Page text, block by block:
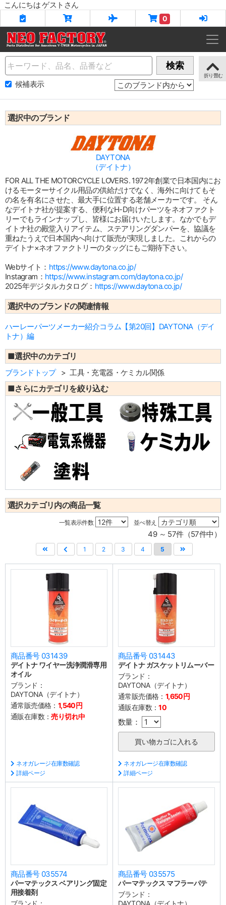
こんにちは ゲストさん
0
Name 検索
候補表示
選択中のブランド
DAYTONA
（デイトナ）
FOR ALL THE MOTORCYCLE LOVERS. 1972年創業で日本国内にお
けるモーターサイクル用品の供給だけでなく、海外に向けてもそ
の名を有名にさせた、最大手に位置する老舗メーカーです。 そん
なデイトナ社が提案する、便利なH-D向けパーツをネオファクト
リーでもラインナップし、皆様にお届けいたします。なかでもデ
イトナ社の殿堂入りアイテム、ステアリングダンパーを、協議を
重ねたうえで日本国内へ向けて販売が実現しました。これからの
デイトナ×ネオファクトリーのタッグにもご期待下さい。
Webサイト： https://www.daytona.co.jp/
Instagram： https://www.instagram.com/daytona.co.jp/
2025年デジタルカタログ： https://www.daytona.co.jp/
選択中のブランドの関連情報
ハーレーパーツメーカー紹介コラム【第20回】DAYTONA（デイ
トナ）編
■選択中のカテゴリ
ブランドトップ 工具・充電器・ケミカル関係
■さらにカテゴリを絞り込む
選択カテゴリ内の商品一覧
一覧表示件数 並べ替え
49 ～ 57件（57件中）
1 2 3 4 5
商品番号 031439
デイトナ ワイヤー洗浄潤滑専用
オイル
ブランド：
DAYTONA（デイトナ）
通常販売価格： 1,540円
通販在庫数：売り切れ中
ネオガレージ在庫数確認
詳細ページ
商品番号 031443
デイトナ ガスケットリムーバー
ブランド：
DAYTONA（デイトナ）
通常販売価格： 1,650円
通販在庫数：10
数量：
ネオガレージ在庫数確認
詳細ページ
商品番号 035574
パーマテックス ベアリング固定
用接着剤
商品番号 035575
パーマテックス マフラーパテ
ブランド：